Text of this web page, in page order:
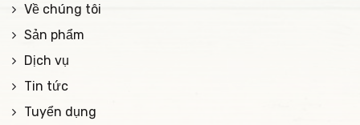
Về chúng tôi
Sản phẩm
Dịch vụ
Tin tức
Tuyển dụng